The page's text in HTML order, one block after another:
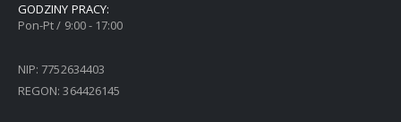
GODZINY PRACY:
Pon-Pt / 9:00 - 17:00
NIP: 7752634403
REGON: 364426145